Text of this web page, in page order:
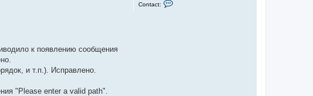
Contact:
к появлению сообщения
и т.п.). Исправлено.
"Please enter a valid path".